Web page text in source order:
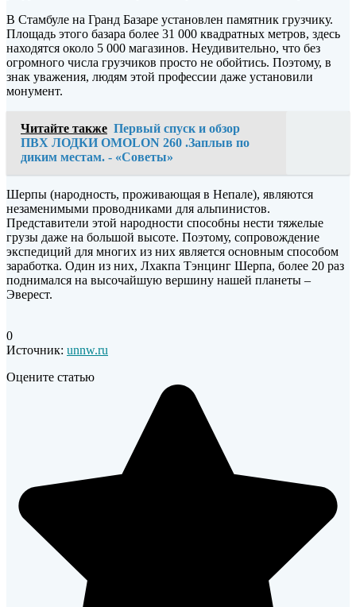
В Стамбуле на Гранд Базаре установлен памятник грузчику.
Площадь этого базара более 31 000 квадратных метров, здесь
находятся около 5 000 магазинов. Неудивительно, что без
огромного числа грузчиков просто не обойтись. Поэтому, в
знак уважения, людям этой профессии даже установили
монумент.
Читайте также Первый спуск и обзор
ПВХ ЛОДКИ OMOLON 260 .Заплыв по
диким местам. - «Советы»
Шерпы (народность, проживающая в Непале), являются
незаменимыми проводниками для альпинистов.
Представители этой народности способны нести тяжелые
грузы даже на большой высоте. Поэтому, сопровождение
экспедиций для многих из них является основным способом
заработка. Один из них, Лхакпа Тэнцинг Шерпа, более 20 раз
поднимался на высочайшую вершину нашей планеты –
Эверест.
0
Источник: unnw.ru
Оцените статью